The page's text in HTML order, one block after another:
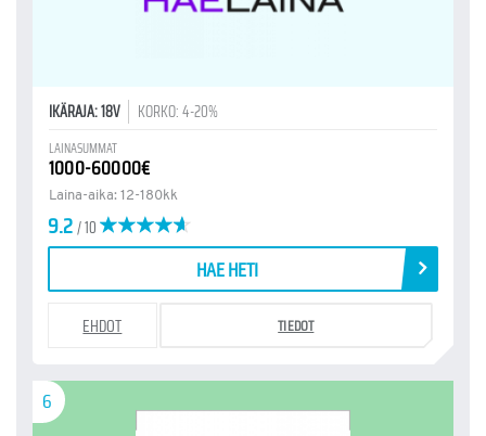
IKÄRAJA: 18V KORKO: 4-20%
LAINASUMMAT
1000-60000€
Laina-aika: 12-180kk
9.2/ 10
HAE HETI
EHDOT TIEDOT
6